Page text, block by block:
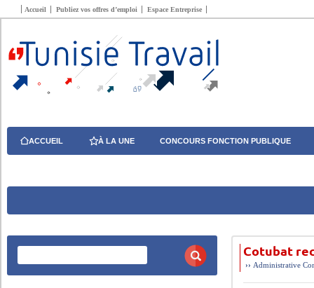
Accueil Publiez vos offres d’emploi Espace Entreprise
ACCUEIL À LA UNE CONCOURS FONCTION PUBLIQUE
Cotubat
›› Administrative